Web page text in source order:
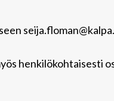
henkilökohtaisesti